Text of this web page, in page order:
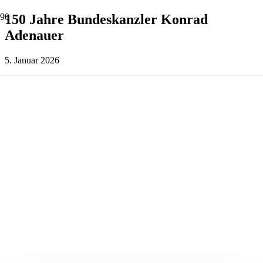
150 Jahre Bundeskanzler Konrad
Adenauer
5. Januar 2026